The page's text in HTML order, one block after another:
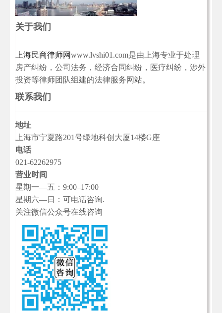
关于我们
上海民商律师网www.lvshi01.com是由上海专业于处理
房产纠纷，公司法务，经济合同纠纷，医疗纠纷，涉外
投资等律师团队组建的法律服务网站。
联系我们
地址
上海市宁夏路201号绿地科创大厦14楼G座
电话
021-62262975
营业时间
星期一—五：9:00–17:00
星期六—日：可电话咨询.
关注微信公众号在线咨询